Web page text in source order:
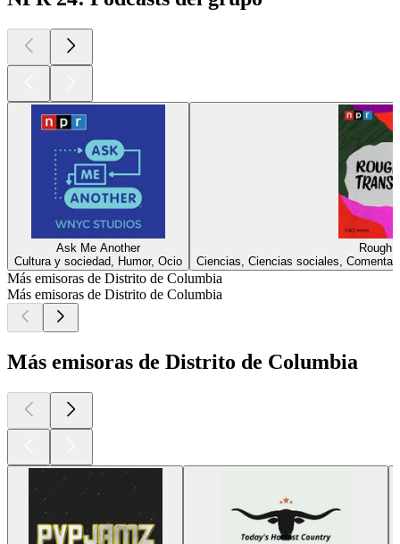
Ask Me Another
Cultura y sociedad, Humor, Ocio
Rough
Ciencias, Ciencias sociales,
Más emisoras de Distrito de Columbia
Más emisoras de Distrito de Columbia
Más emisoras de Distrito de Columbia